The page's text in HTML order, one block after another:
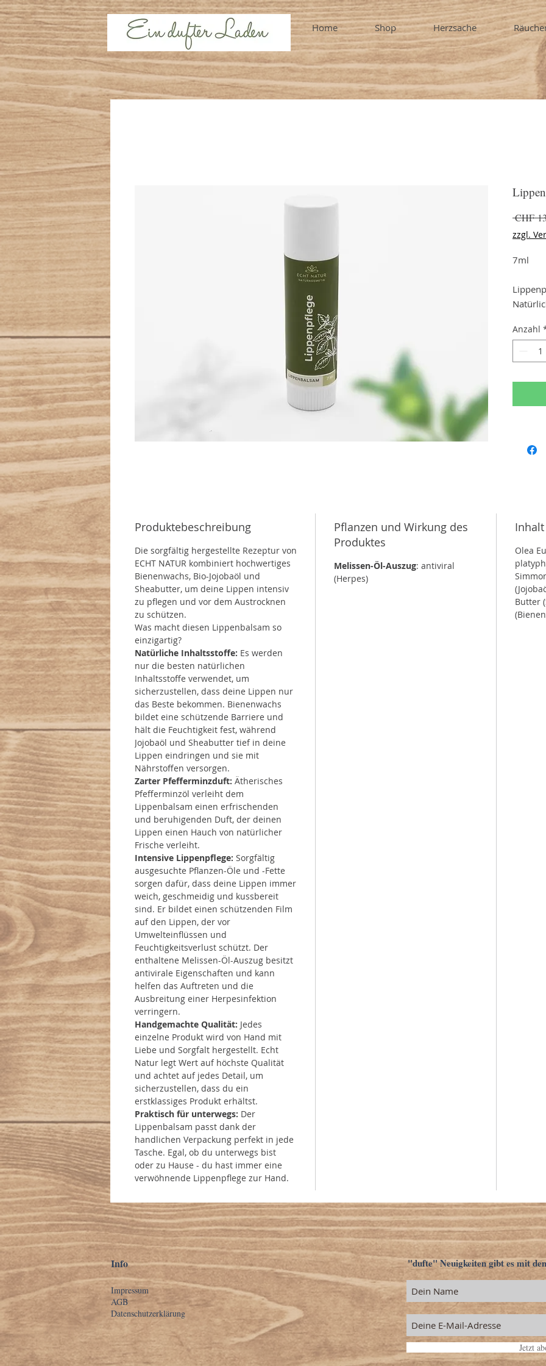
Home Shop Herzsache
CHF
zzgl.
7ml
Mit
Mit viel
jedes
kurzer
Anzahl
Produktebeschreibung
Die sorgfältig hergestellte Rezeptur von
ECHT NATUR kombiniert hochwertiges
Bienenwachs, Bio-Jojobaöl und
Sheabutter, um deine Lippen intensiv
zu pflegen und vor dem Austrocknen
zu schützen.
Was macht diesen Lippenbalsam so
einzigartig?
Natürliche Inhaltsstoffe: Es werden
nur die besten natürlichen
Inhaltsstoffe verwendet, um
sicherzustellen, dass deine Lippen nur
das Beste bekommen. Bienenwachs
bildet eine schützende Barriere und
hält die Feuchtigkeit fest, während
Jojobaöl und Sheabutter tief in deine
Lippen eindringen und sie mit
Nährstoffen versorgen.
Zarter Pfefferminzduft: Ätherisches
Pfefferminzöl verleiht dem
Lippenbalsam einen erfrischenden
und beruhigenden Duft, der deinen
Lippen einen Hauch von natürlicher
Frische verleiht.
Intensive Lippenpflege: Sorgfältig
ausgesuchte Pflanzen-Öle und -Fette
sorgen dafür, dass deine Lippen immer
weich, geschmeidig und kussbereit
sind. Er bildet einen schützenden Film
auf den Lippen, der vor
Umwelteinflüssen und
Feuchtigkeitsverlust schützt. Der
enthaltene Melissen-Öl-Auszug besitzt
antivirale Eigenschaften und kann
helfen das Auftreten und die
Ausbreitung einer Herpesinfektion
verringern.
Handgemachte Qualität: Jedes
einzelne Produkt wird von Hand mit
Liebe und Sorgfalt hergestellt. Echt
Natur legt Wert auf höchste Qualität
und achtet auf jedes Detail, um
sicherzustellen, dass du ein
erstklassiges Produkt erhältst.
Praktisch für unterwegs: Der
Lippenbalsam passt dank der
handlichen Verpackung perfekt in jede
Tasche. Egal, ob du unterwegs bist
oder zu Hause - du hast immer eine
verwöhnende Lippenpflege zur Hand.
Pflanzen und Wirkung des
Produktes
Melissen-Öl-Auszug: antiviral
(Herpes)
Inhalt
Olea
Butter
"dufte" Neuigkeiten gibt es mit
Jetzt
Info
Impressum
AGB
Datenschutzerklärung